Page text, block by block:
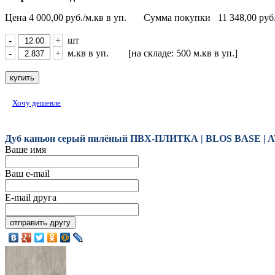
Цена 4 000,00 руб./м.кв в уп. Сумма покупки 11 348,00 руб.
- +
шт
-
+ м.кв в уп. [на складе: 500 м.кв в уп.]
Хочу дешевле
Дуб каньон серый пилёный ПВХ-ПЛИТКА | BLOS BASE |
Ваше имя
Ваш e-mail
E-mail друга